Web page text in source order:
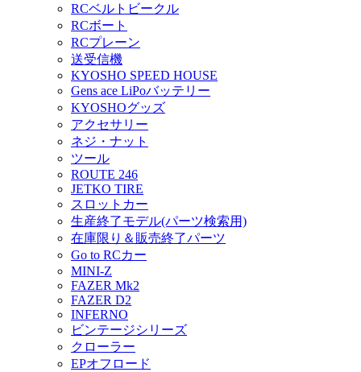
RCベルトビークル
RCボート
RCプレーン
送受信機
KYOSHO SPEED HOUSE
Gens ace LiPoバッテリー
KYOSHOグッズ
アクセサリー
ネジ・ナット
ツール
ROUTE 246
JETKO TIRE
スロットカー
生産終了モデル(パーツ検索用)
在庫限り＆販売終了パーツ
Go to RCカー
MINI-Z
FAZER Mk2
FAZER D2
INFERNO
ビンテージシリーズ
クローラー
EPオフロード